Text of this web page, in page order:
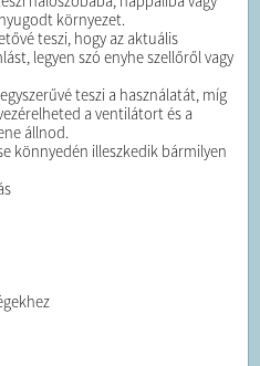
környezet.
teszi, hogy az aktuális
legyen szó enyhe szellőről vagy
teszi a használatát, míg
a ventilátort és a
állnod.
könnyedén illeszkedik bármilyen